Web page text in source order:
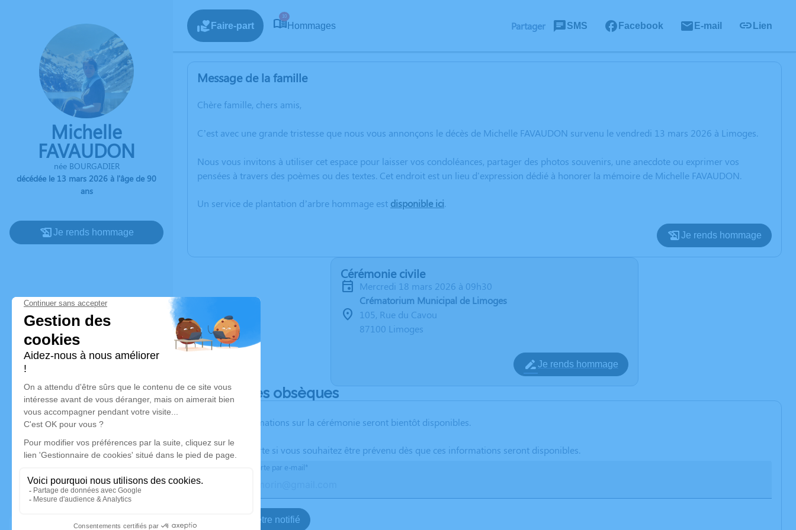
Michelle
FAVAUDON
née BOURGADIER
décédée le 13 mars 2026 à l'âge de 90
ans
Je rends hommage
Faire-part
10
Hommages Partager SMS Facebook E-mail Lien
Message de la famille
Chère famille, chers amis,
C’est avec une grande tristesse que nous vous annonçons le décès de Michelle FAVAUDON survenu le vendredi 13 mars 2026 à Limoges.
Nous vous invitons à utiliser cet espace pour laisser vos condoléances, partager des photos souvenirs, une anecdote ou exprimer vos
pensées à travers des poèmes ou des textes. Cet endroit est un lieu d'expression dédié à honorer la mémoire de Michelle FAVAUDON.
Un service de plantation d’arbre hommage est disponible ici.
Je rends hommage
Cérémonie civile
mercredi 18 mars 2026 à 09h30
Crématorium Municipal de Limoges
105, Rue du Cavou
87100 Limoges
Je rends hommage
Déroulé des obsèques
Les informations sur la cérémonie seront bientôt disponibles.
Activez une alerte si vous souhaitez être prévenu dès que ces informations seront disponibles.
Recevoir une alerte par e-mail*
Je veux être notifié